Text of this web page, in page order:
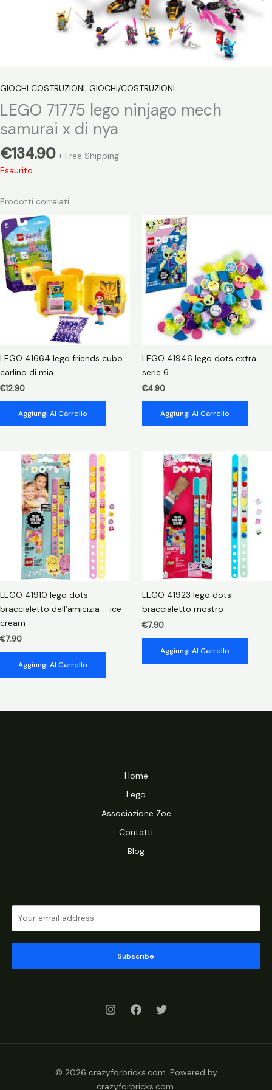
GIOCHI COSTRUZIONI, GIOCHI/COSTRUZIONI
LEGO 71775 lego ninjago mech
samurai x di nya
€134.90 + Free Shipping
Esaurito
Prodotti correlati
LEGO 41664 lego friends cubo
carlino di mia
€12.90
Aggiungi Al Carrello
LEGO 41946 lego dots extra
serie 6
€4.90
Aggiungi Al Carrello
LEGO 41910 lego dots
braccialetto dell’amicizia – ice
cream
€7.90
Aggiungi Al Carrello
LEGO 41923 lego dots
braccialetto mostro
€7.90
Aggiungi Al Carrello
Home
Lego
Associazione Zoe
Contatti
Blog
Subscribe
© 2026 crazyforbricks.com. Powered by
crazyforbricks.com.